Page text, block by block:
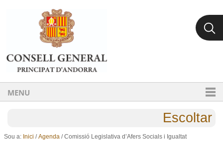
Ves al contingut.
Salta a la navegació
MENU
Escoltar
Sou a: Inici /Agenda /Comissió Legislativa d’Afers Socials i Igualtat